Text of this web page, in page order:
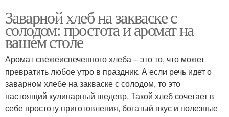
Заварной хлеб на закваске с
солодом: простота и аромат на
вашем столе
Аромат свежеиспеченного хлеба – это то, что может
превратить любое утро в праздник. А если речь идет о
заварном хлебе на закваске с солодом, то это
настоящий кулинарный шедевр. Такой хлеб сочетает в
себе простоту приготовления, богатый вкус и полезные